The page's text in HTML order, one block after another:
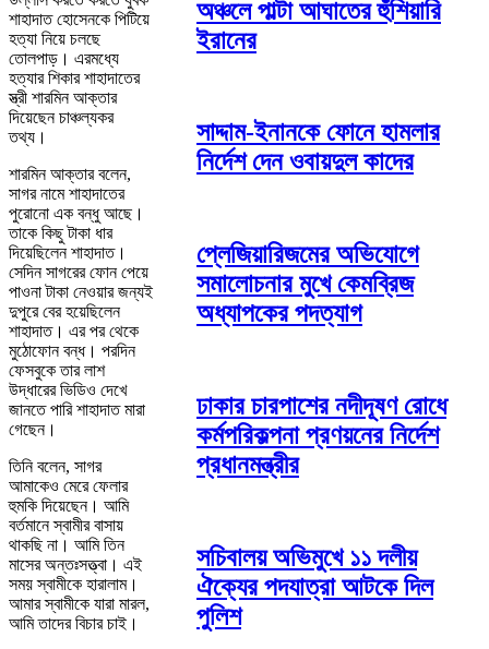
শাহাদাত হোসেনকে পিটিয়ে
হত্যা নিয়ে চলছে
তোলপাড়। এরমধ্যে
হত্যার শিকার শাহাদাতের
স্ত্রী শারমিন আক্তার
দিয়েছেন চাঞ্চল্যকর
তথ্য।
শারমিন আক্তার বলেন,
সাগর নামে শাহাদাতের
পুরোনো এক বন্ধু আছে।
তাকে কিছু টাকা ধার
দিয়েছিলেন শাহাদাত।
সেদিন সাগরের ফোন পেয়ে
পাওনা টাকা নেওয়ার জন্যই
দুপুরে বের হয়েছিলেন
শাহাদাত। এর পর থেকে
মুঠোফোন বন্ধ। পরদিন
ফেসবুকে তার লাশ
উদ্ধারের ভিডিও দেখে
জানতে পারি শাহাদাত মারা
গেছেন।
তিনি বলেন, সাগর
আমাকেও মেরে ফেলার
হুমকি দিয়েছেন। আমি
বর্তমানে স্বামীর বাসায়
থাকছি না। আমি তিন
মাসের অন্তঃসত্ত্বা। এই
সময় স্বামীকে হারালাম।
আমার স্বামীকে যারা মারল,
আমি তাদের বিচার চাই।
অঞ্চলে পাল্টা আঘাতের হুঁশিয়ারি
ইরানের
সাদ্দাম-ইনানকে ফোনে হামলার
নির্দেশ দেন ওবায়দুল কাদের
প্লেজিয়ারিজমের অভিযোগে
সমালোচনার মুখে কেমব্রিজ
অধ্যাপকের পদত্যাগ
ঢাকার চারপাশের নদীদূষণ রোধে
কর্মপরিকল্পনা প্রণয়নের নির্দেশ
প্রধানমন্ত্রীর
সচিবালয় অভিমুখে ১১ দলীয়
ঐক্যের পদযাত্রা আটকে দিল
পুলিশ